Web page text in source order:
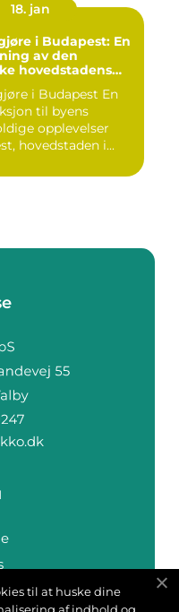
18. jan
i Budapest: En
av den
hovedstadens
i Budapest En
til byens
opplevelser
hovedstaden i...
til at huske dine